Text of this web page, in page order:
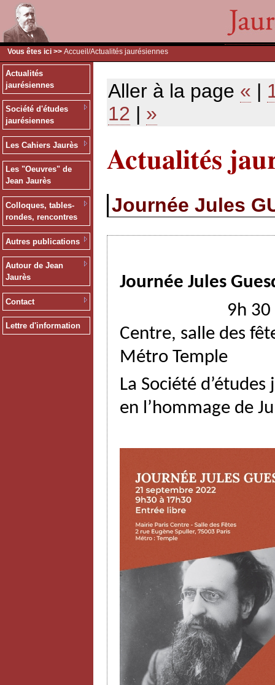
Vous êtes ici >> Accueil /Actualités jaurésiennes
Actualités
jaurésiennes
Société d'études
jaurésiennes
Les Cahiers Jaurès
Les "Oeuvres" de
Jean Jaurès
Colloques, tables-
rondes, rencontres
Autres publications
Autour de Jean
Jaurès
Contact
Lettre d'information
Aller à la page « |
12 | »
Actualités
Journée Jules
Journée Jules
9h 30 à
Centre, salle des
Métro Temple
La Société
en l’hommage de